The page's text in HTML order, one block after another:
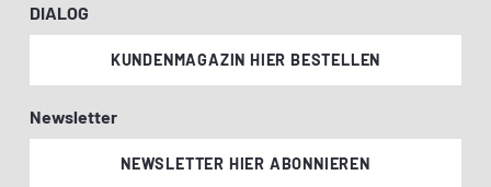
DIALOG
KUNDENMAGAZIN HIER BESTELLEN
Newsletter
NEWSLETTER HIER ABONNIEREN